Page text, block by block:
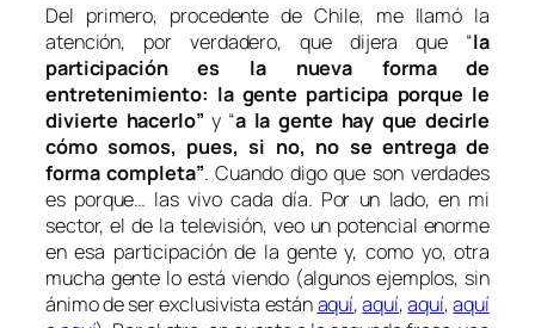
Del primero, procedente de Chile, me llamó la
atención, por verdadero, que dijera que “la
participación es la nueva forma de
entretenimiento: la gente participa porque le
divierte hacerlo”y “a la gente hay que decirle
cómo somos, pues, si no, no se entrega de
forma completa”. Cuando digo que son verdades
es porque… las vivo cada día. Por un lado, en mi
sector, el de la televisión, veo un potencial enorme
en esa participación de la gente y, como yo, otra
mucha gente lo está viendo (algunos ejemplos, sin
ánimo de ser exclusivista estánaquí,aquí,aquí,aquí